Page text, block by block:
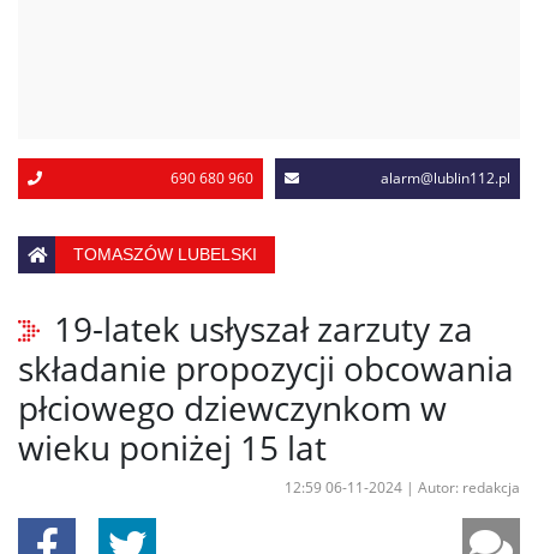
690 680 960 alarm@lublin112.pl
TOMASZÓW LUBELSKI
19-latek usłyszał zarzuty za
składanie propozycji obcowania
płciowego dziewczynkom w
wieku poniżej 15 lat
12:59 06-11-2024 | Autor: redakcja